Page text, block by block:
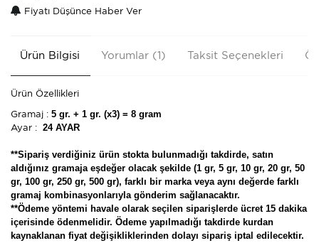
Fiyatı Düşünce Haber Ver
Ürün Bilgisi Yorumlar (1) Taksit Seçenekleri
Ürün Özellikleri
Gramaj : 5 gr. + 1 gr. (x3) = 8 gram
Ayar : 24 AYAR
**Sipariş verdiğiniz ürün stokta bulunmadığı takdirde, satın
aldığınız gramaja eşdeğer olacak şekilde (1 gr, 5 gr, 10 gr, 20 gr, 50
gr, 100 gr, 250 gr, 500 gr), farklı bir marka veya aynı değerde farklı
gramaj kombinasyonlarıyla gönderim sağlanacaktır.
**Ödeme yöntemi havale olarak seçilen siparişlerde ücret 15 dakika
içerisinde ödenmelidir. Ödeme yapılmadığı takdirde kurdan
kaynaklanan fiyat değişikliklerinden dolayı sipariş iptal edilecektir.